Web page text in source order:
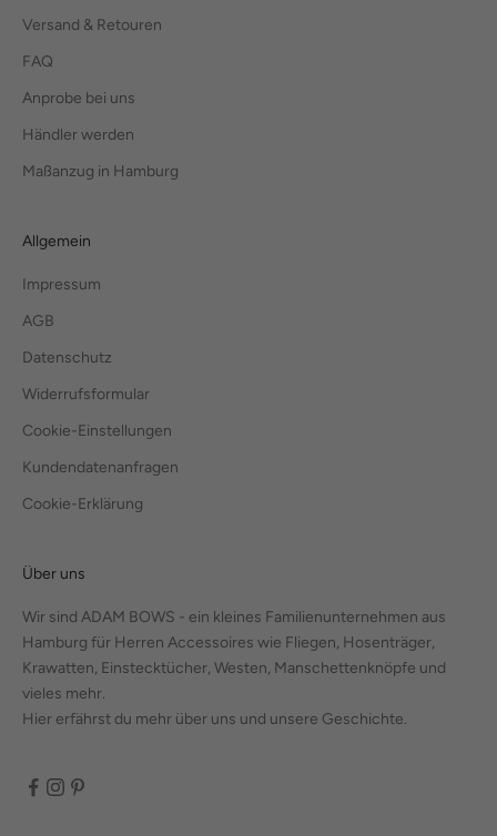
Versand & Retouren
FAQ
Anprobe bei uns
Händler werden
Maßanzug in Hamburg
Allgemein
Impressum
AGB
Datenschutz
Widerrufsformular
Cookie-Einstellungen
Kundendatenanfragen
Cookie-Erklärung
Über uns
Wir sind ADAM BOWS - ein kleines Familienunternehmen aus
Hamburg für Herren Accessoires wie Fliegen, Hosenträger,
Krawatten, Einstecktücher, Westen, Manschettenknöpfe und
vieles mehr.
Hier erfährst du mehr über uns und unsere Geschichte.